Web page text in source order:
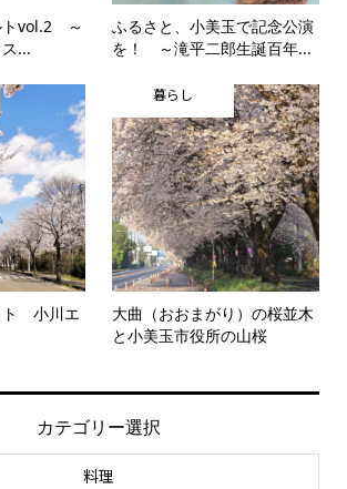
トvol.2 ～
...
ふるさと、小美玉で記念公演
を！ ～滝平二郎生誕百年...
ト 小川エ
暮らし
大曲（おおまがり）の桜並木
と小美玉市役所の山桜
カテゴリー選択
料理